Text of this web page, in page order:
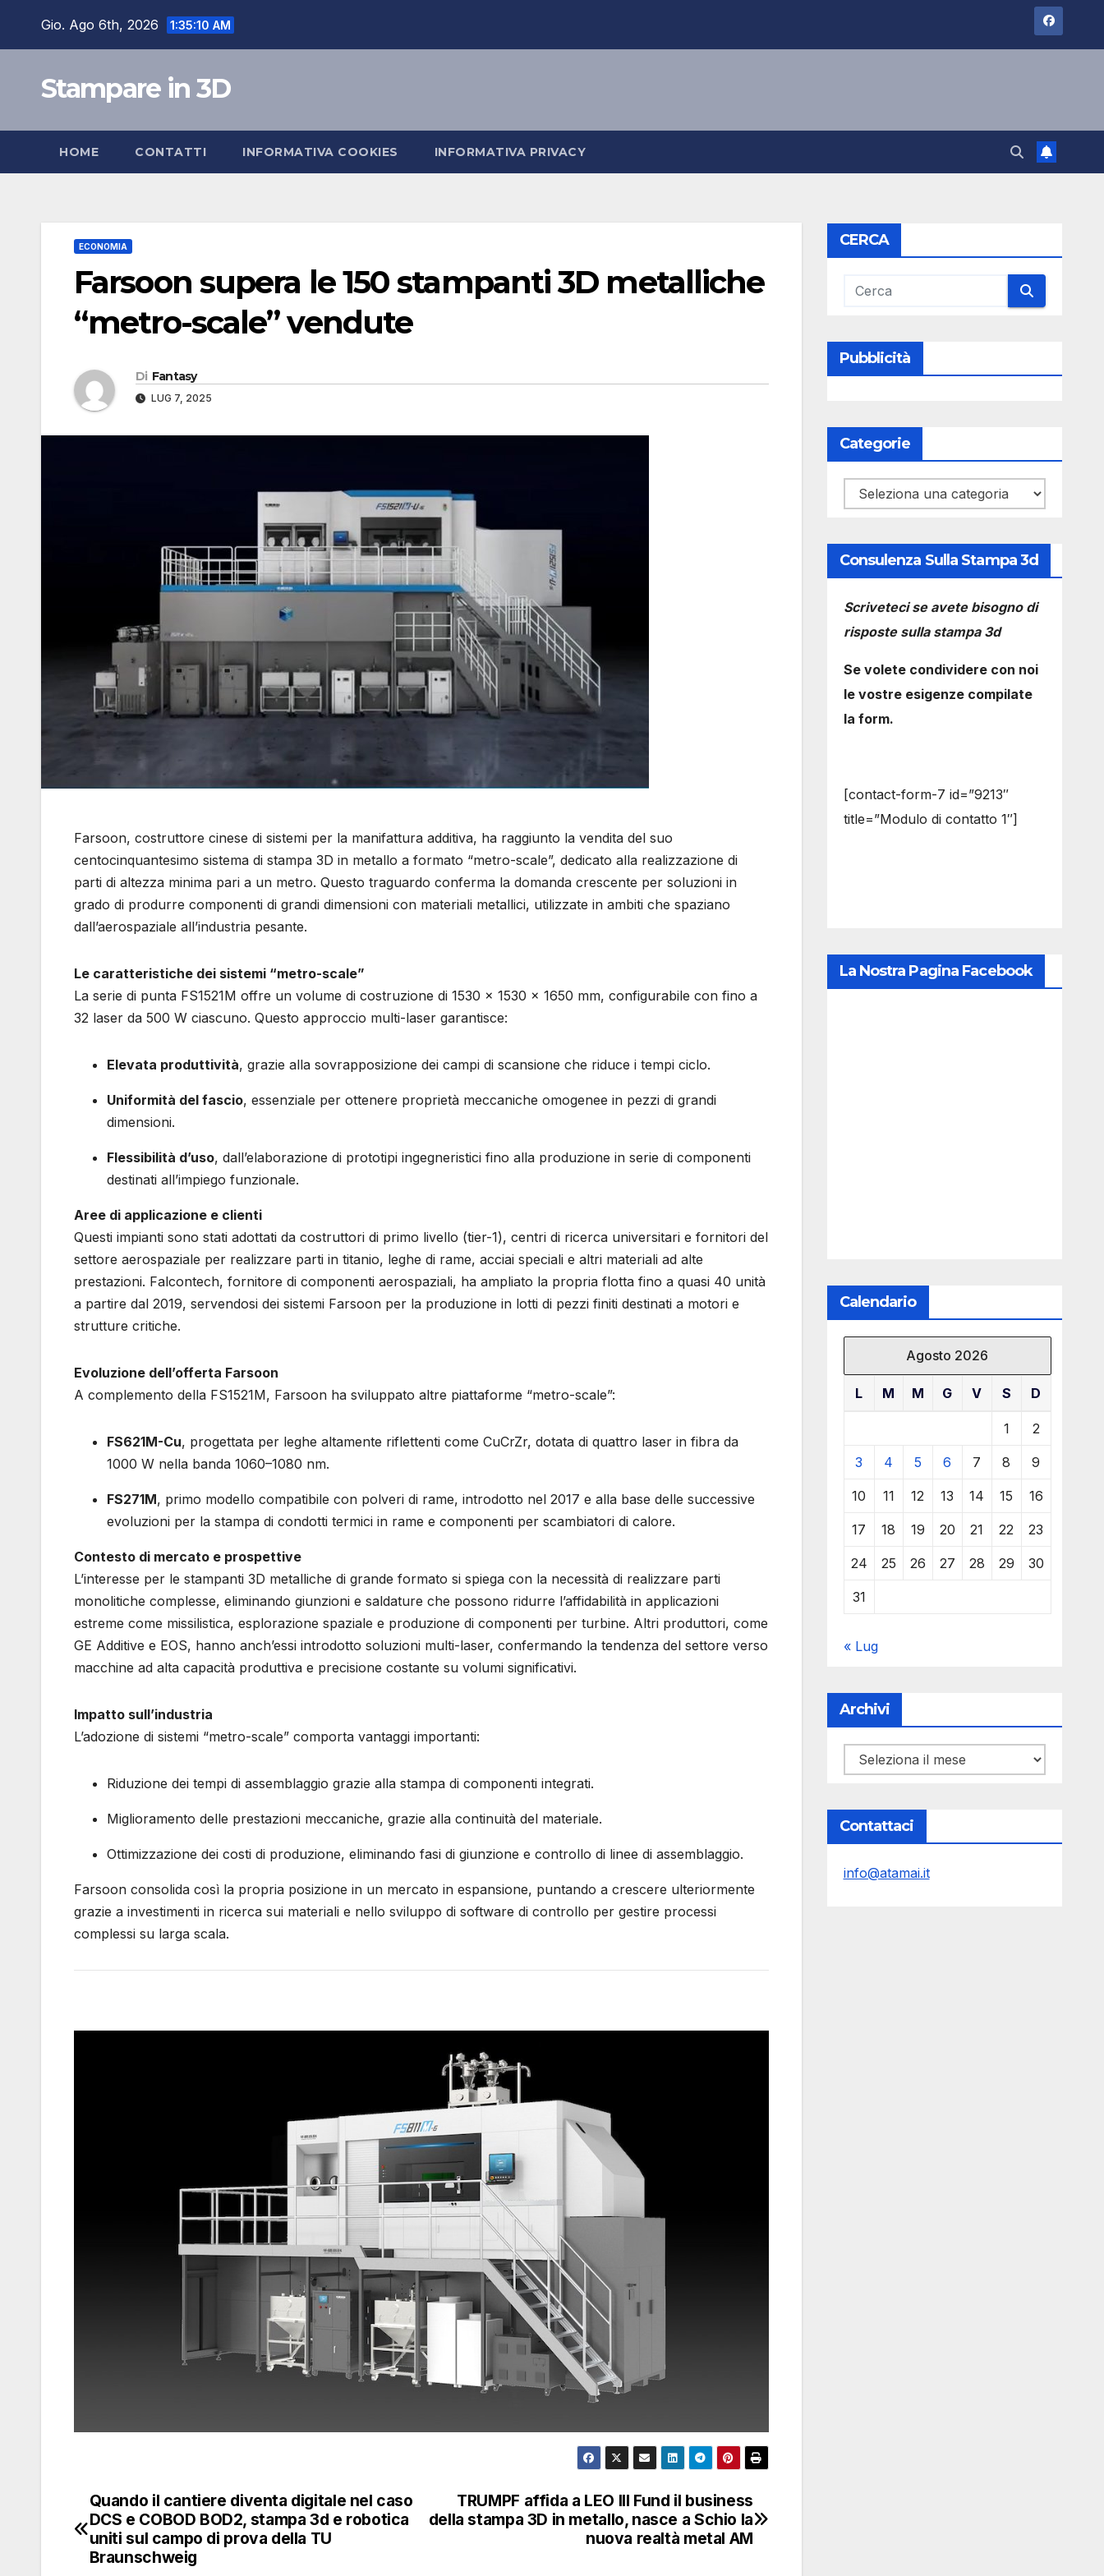
Gio. Ago 6th, 2026 1:35:11 AM
Stampare in 3D
HOME CONTATTI INFORMATIVA COOKIES INFORMATIVA PRIVACY
ECONOMIA
Farsoon supera le 150 stampanti 3D metalliche
“metro-scale” vendute
Di Fantasy
LUG 7, 2025
Farsoon, costruttore cinese di sistemi per la manifattura additiva, ha raggiunto la vendita del suo
centocinquantesimo sistema di stampa 3D in metallo a formato “metro-scale”, dedicato alla realizzazione di
parti di altezza minima pari a un metro. Questo traguardo conferma la domanda crescente per soluzioni in
grado di produrre componenti di grandi dimensioni con materiali metallici, utilizzate in ambiti che spaziano
dall’aerospaziale all’industria pesante.
Le caratteristiche dei sistemi “metro-scale”
La serie di punta FS1521M offre un volume di costruzione di 1530 × 1530 × 1650 mm, configurabile con fino a
32 laser da 500 W ciascuno. Questo approccio multi-laser garantisce:
Elevata produttività, grazie alla sovrapposizione dei campi di scansione che riduce i tempi ciclo.
Uniformità del fascio, essenziale per ottenere proprietà meccaniche omogenee in pezzi di grandi
dimensioni.
Flessibilità d’uso, dall’elaborazione di prototipi ingegneristici fino alla produzione in serie di componenti
destinati all’impiego funzionale.
Aree di applicazione e clienti
Questi impianti sono stati adottati da costruttori di primo livello (tier-1), centri di ricerca universitari e fornitori del
settore aerospaziale per realizzare parti in titanio, leghe di rame, acciai speciali e altri materiali ad alte
prestazioni. Falcontech, fornitore di componenti aerospaziali, ha ampliato la propria flotta fino a quasi 40 unità
a partire dal 2019, servendosi dei sistemi Farsoon per la produzione in lotti di pezzi finiti destinati a motori e
strutture critiche.
Evoluzione dell’offerta Farsoon
A complemento della FS1521M, Farsoon ha sviluppato altre piattaforme “metro-scale”:
FS621M-Cu, progettata per leghe altamente riflettenti come CuCrZr, dotata di quattro laser in fibra da
1000 W nella banda 1060–1080 nm.
FS271M, primo modello compatibile con polveri di rame, introdotto nel 2017 e alla base delle successive
evoluzioni per la stampa di condotti termici in rame e componenti per scambiatori di calore.
Contesto di mercato e prospettive
L’interesse per le stampanti 3D metalliche di grande formato si spiega con la necessità di realizzare parti
monolitiche complesse, eliminando giunzioni e saldature che possono ridurre l’affidabilità in applicazioni
estreme come missilistica, esplorazione spaziale e produzione di componenti per turbine. Altri produttori, come
GE Additive e EOS, hanno anch’essi introdotto soluzioni multi-laser, confermando la tendenza del settore verso
macchine ad alta capacità produttiva e precisione costante su volumi significativi.
Impatto sull’industria
L’adozione di sistemi “metro-scale” comporta vantaggi importanti:
Riduzione dei tempi di assemblaggio grazie alla stampa di componenti integrati.
Miglioramento delle prestazioni meccaniche, grazie alla continuità del materiale.
Ottimizzazione dei costi di produzione, eliminando fasi di giunzione e controllo di linee di assemblaggio.
Farsoon consolida così la propria posizione in un mercato in espansione, puntando a crescere ulteriormente
grazie a investimenti in ricerca sui materiali e nello sviluppo di software di controllo per gestire processi
complessi su larga scala.
Navigazione
articoli
TRUMPF affida a LEO III Fund il business
della stampa 3D in metallo, nasce a Schio la
nuova realtà metal AM
Quando il cantiere diventa digitale nel caso
DCS e COBOD BOD2, stampa 3d e robotica
uniti sul campo di prova della TU
Braunschweig
CERCA
Pubblicità
Categorie
Categorie
Consulenza Sulla Stampa 3d
Scriveteci se avete bisogno di
risposte sulla stampa 3d
Se volete condividere con noi
le vostre esigenze compilate
la form.
[contact-form-7 id=”9213″
title=”Modulo di contatto 1″]
La Nostra Pagina Facebook
Calendario
Agosto 2026
L M M G V S D
1 2
3 4 5 6 7 8 9
10 11 12 13 14 15 16
17 18 19 20 21 22 23
24 25 26 27 28 29 30
31
« Lug
Archivi
Archivi
Contattaci
info@atamai.it